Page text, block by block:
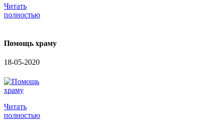
Читать
полностью
Помощь храму
18-05-2020
Читать
полностью